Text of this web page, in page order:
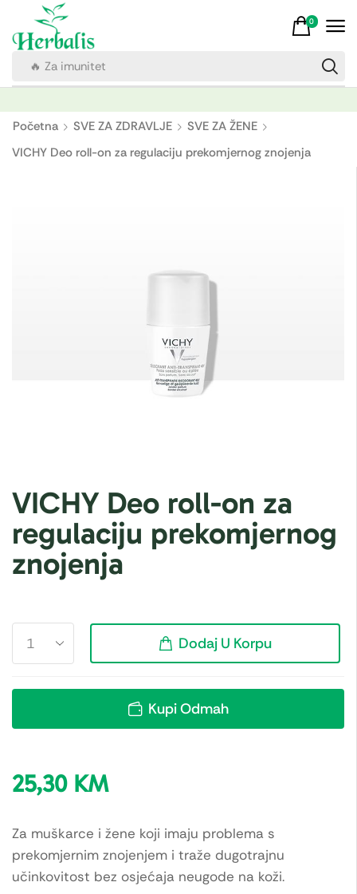
🔥 Za imunitet
0
Početna SVE ZA ZDRAVLJE
SVE ZA ŽENE
VICHY Deo roll-on za regulaciju prekomjernog znojenja
VICHY Deo roll-on za
regulaciju prekomjernog
znojenja
Dodaj U Korpu
Kupi Odmah
25,30 KM
Za muškarce i žene koji imaju problema s
prekomjernim znojenjem i traže dugotrajnu
učinkovitost bez osjećaja neugode na koži.